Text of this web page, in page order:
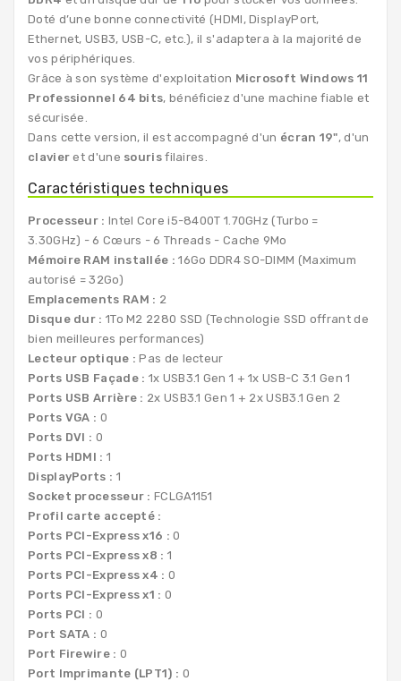
Doté d’une bonne connectivité (HDMI, DisplayPort,
Ethernet, USB3, USB-C, etc.), il s'adaptera à la majorité de
vos périphériques.
Grâce à son système d'exploitation Microsoft Windows 11
Professionnel 64 bits, bénéficiez d'une machine fiable et
sécurisée.
Dans cette version, il est accompagné d'un écran 19", d'un
clavier et d'une sourisfilaires.
Caractéristiques techniques
Processeur : Intel Core i5-8400T 1.70GHz (Turbo =
3.30GHz) - 6 Cœurs - 6 Threads - Cache 9Mo
Mémoire RAM installée :16Go DDR4 SO-DIMM (Maximum
autorisé = 32Go)
Emplacements RAM : 2
Disque dur : 1To M2 2280 SSD (Technologie SSD offrant de
bien meilleures performances)
Lecteur optique : Pas de lecteur
Ports USB Façade : 1x USB3.1 Gen 1 + 1x USB-C 3.1 Gen 1
Ports USB Arrière : 2x USB3.1 Gen 1 + 2x USB3.1 Gen 2
Ports VGA : 0
Ports DVI : 0
Ports HDMI : 1
DisplayPorts : 1
Socket processeur : FCLGA1151
Profil carte accepté :
Ports PCI-Express x16 : 0
Ports PCI-Express x8 : 1
Ports PCI-Express x4 : 0
Ports PCI-Express x1 : 0
Ports PCI : 0
Port SATA : 0
Port Firewire : 0
Port Imprimante (LPT1) : 0